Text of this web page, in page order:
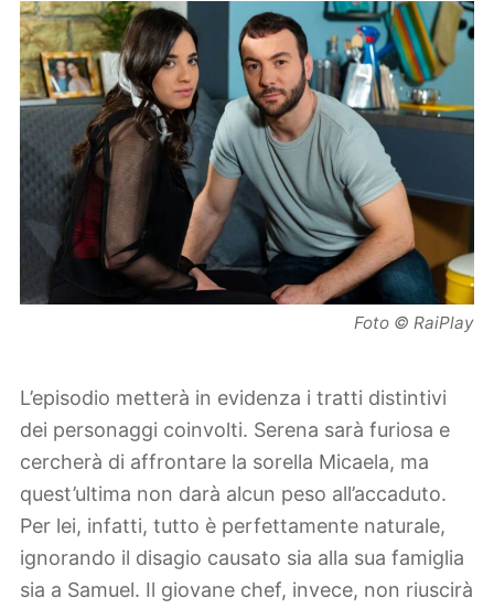
Foto © RaiPlay
L’episodio metterà in evidenza i tratti distintivi
dei personaggi coinvolti. Serena sarà furiosa e
cercherà di affrontare la sorella Micaela, ma
quest’ultima non darà alcun peso all’accaduto.
Per lei, infatti, tutto è perfettamente naturale,
ignorando il disagio causato sia alla sua famiglia
sia a Samuel. Il giovane chef, invece, non riuscirà